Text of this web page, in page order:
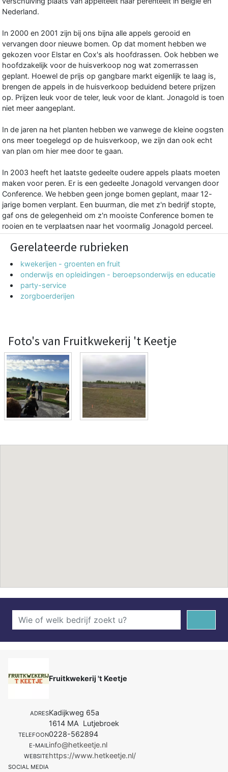
Nederland.
In 2000 en 2001 zijn bij ons bijna alle appels gerooid en
vervangen door nieuwe bomen. Op dat moment hebben we
gekozen voor Elstar en Cox's als hoofdrassen. Ook hebben we
hoofdzakelijk voor de huisverkoop nog wat zomerrassen
geplant. Hoewel de prijs op gangbare markt eigenlijk te laag is,
brengen de appels in de huisverkoop beduidend betere prijzen
op. Prijzen leuk voor de teler, leuk voor de klant. Jonagold is toen
niet meer aangeplant.
In de jaren na het planten hebben we vanwege de kleine oogsten
ons meer toegelegd op de huisverkoop, we zijn dan ook echt
van plan om hier mee door te gaan.
In 2003 heeft het laatste gedeelte oudere appels plaats moeten
maken voor peren. Er is een gedeelte Jonagold vervangen door
Conference. We hebben geen jonge bomen geplant, maar 12-
jarige bomen verplant. Een buurman, die met z'n bedrijf stopte,
gaf ons de gelegenheid om z'n mooiste Conference bomen te
rooien en te verplaatsen naar het voormalig Jonagold perceel.
Gerelateerde rubrieken
kwekerijen - groenten en fruit
onderwijs en opleidingen - beroepsonderwijs en educatie
party-service
zorgboerderijen
Foto's van Fruitkwekerij 't Keetje
Fruitkwekerij 't Keetje
ADRESKadijkweg 65a
1614 MA Lutjebroek
TELEFOON0228-562894
E-MAILinfo@hetkeetje.nl
WEBSITEhttps://www.hetkeetje.nl/
SOCIAL MEDIA